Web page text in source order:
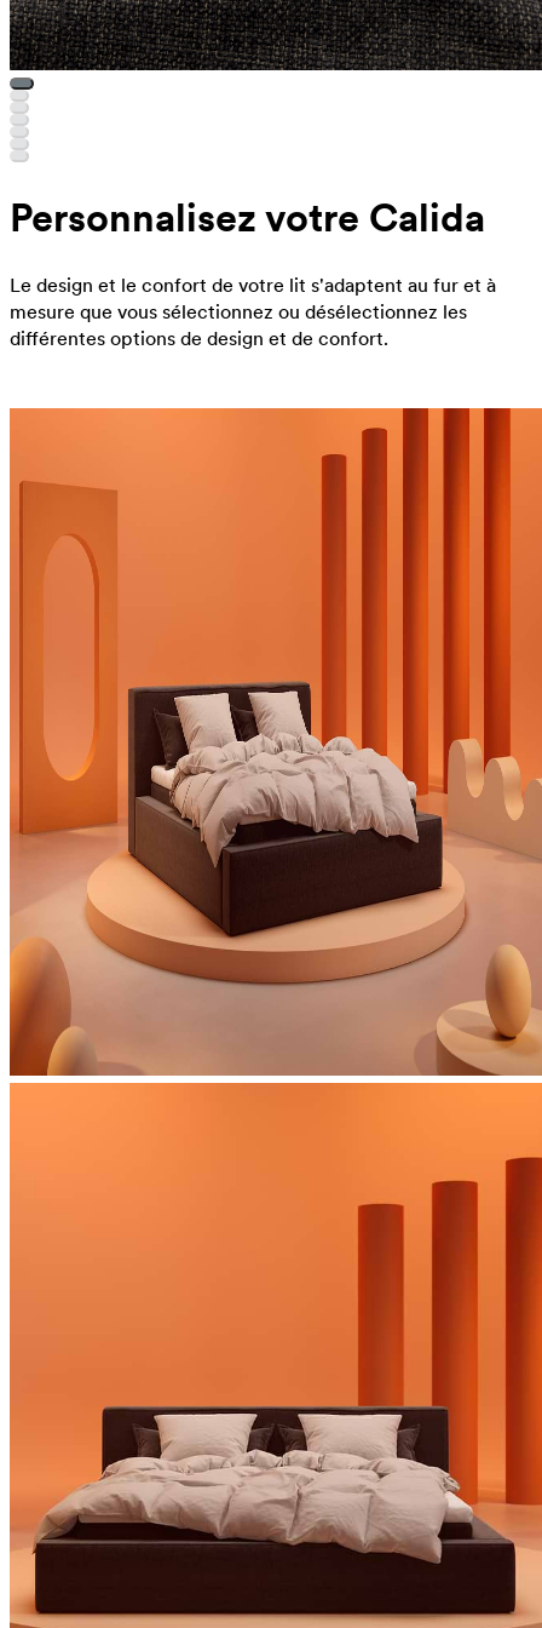
Personnalisez votre Calida
Le design et le confort de votre lit s'adaptent au fur et à
mesure que vous sélectionnez ou désélectionnez les
différentes options de design et de confort.